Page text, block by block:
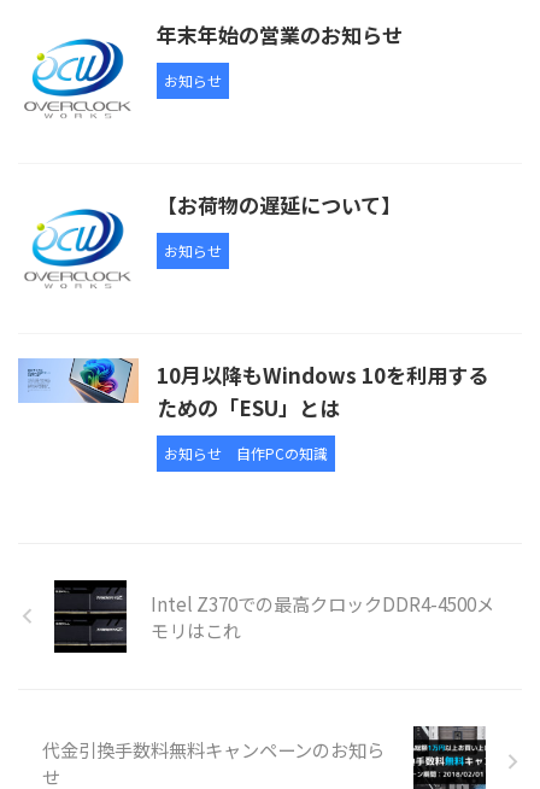
年末年始の営業のお知らせ
お知らせ
【お荷物の遅延について】
お知らせ
10月以降もWindows 10を利用する
ための「ESU」とは
お知らせ 自作PCの知識
Intel Z370での最高クロックDDR4-4500メ
モリはこれ
代金引換手数料無料キャンペーンのお知ら
せ